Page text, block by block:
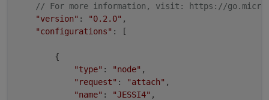
// For more information, visit: https://
"version" : "0.2.0" ,
"configurations" : [
        {
"type" : "node" ,
"request" : "attach" ,
"name" : "JESSI4" ,